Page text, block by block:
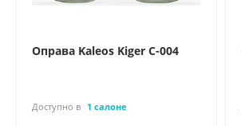
Оправа Kaleos Kiger C-004
Доступно в 1 салоне